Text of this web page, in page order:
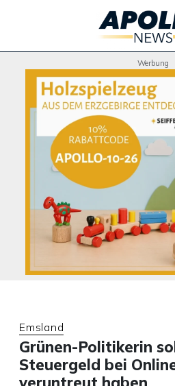
Werbung
Emsland
Grünen-Politikerin
Steuergeld bei